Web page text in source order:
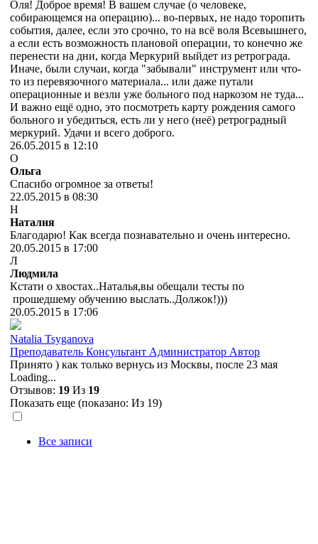
Оля! Доброе время! В вашем случае (о человеке,
собирающемся на операцию)... во-первых, не надо торопить
события, далее, если это срочно, то на всё воля Всевышнего,
а если есть возможность плановой операции, то конечно же
перенести на дни, когда Меркурий выйдет из ретрограда.
Иначе, были случаи, когда "забывали" инструмент или что-
то из перевязочного материала... или даже путали
операционные и везли уже больного под наркозом не туда...
И важно ещё одно, это посмотреть карту рождения самого
больного и убедиться, есть ли у него (неё) ретроградный
меркурий. Удачи и всего доброго.
26.05.2015 в 12:10
О
Ольга
Спасибо огромное за ответы!
22.05.2015 в 08:30
Н
Наталия
Благодарю! Как всегда познавательно и очень интересно.
20.05.2015 в 17:00
Л
Людмила
Кстати о хвостах..Наталья,вы обещали тесты по
прошедшему обучению выслать..Должок!)))
20.05.2015 в 17:06
Natalia Tsyganova
Преподаватель Консультант Администратор Автор
Принято ) как только вернусь из Москвы, после 23 мая
Loading...
Отзывов: 19 Из 19
Показать еще (показано: Из 19)
Все записи